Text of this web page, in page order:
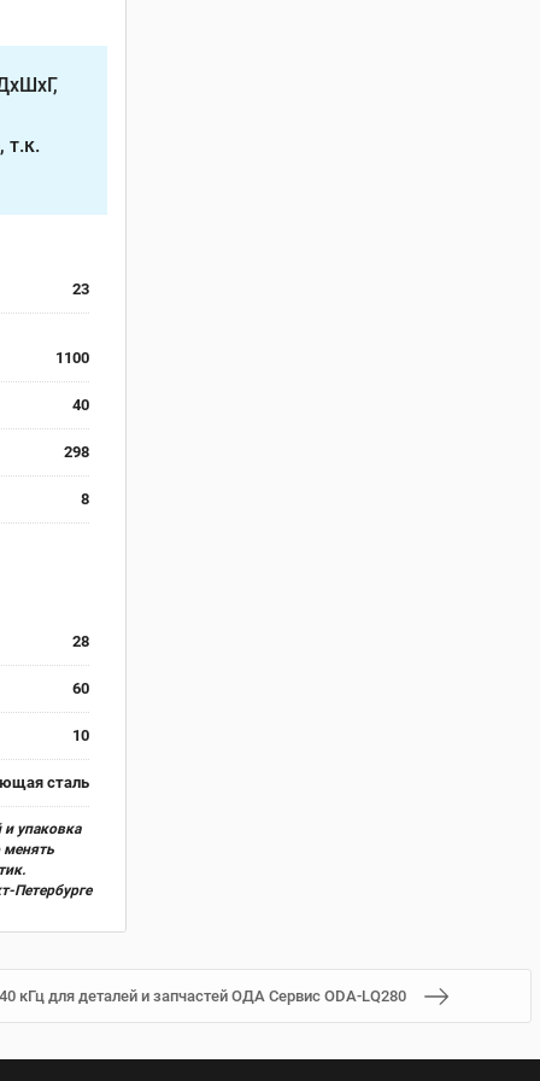
т.к.
23
1100
40
298
8
28
60
10
сталь
упаковка
менять
Петербурге
кГц для деталей и запчастей ОДА Сервис ODA-LQ280